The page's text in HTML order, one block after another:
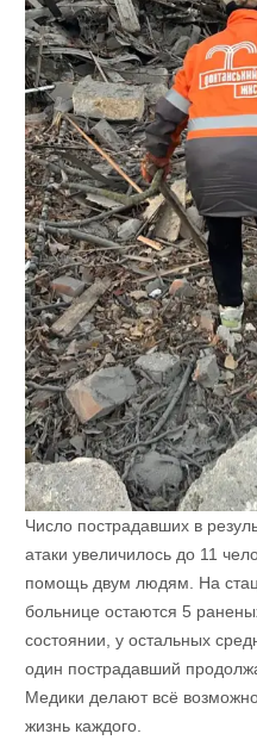
Число пострадавших в
атаки увеличилось до 11
помощь двум людям. На
больнице остаются 5
состоянии, у остальных
один пострадавший
Медики делают всё
жизнь каждого.